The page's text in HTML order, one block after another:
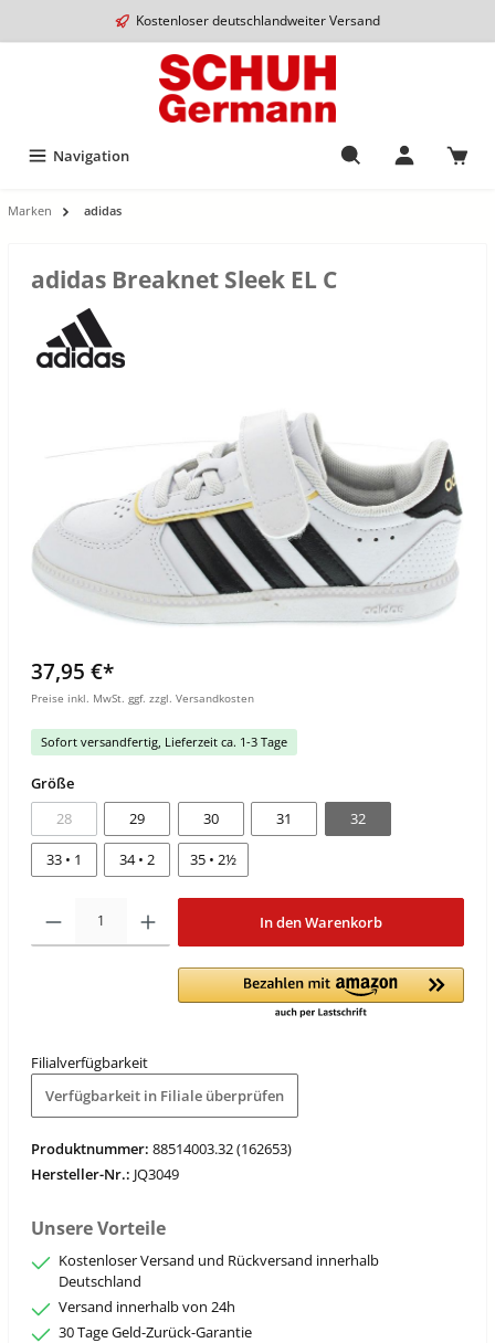
Kostenloser deutschlandweiter Versand
Navigation
Marken adidas
adidas Breaknet Sleek EL C
37,95 €*
Preise inkl. MwSt. ggf. zzgl. Versandkosten
Sofort versandfertig, Lieferzeit ca. 1-3 Tage
Größe
28
29 30 31 32
33 • 1 34 • 2 35 • 2½
In den Warenkorb
Filialverfügbarkeit
Verfügbarkeit in Filiale überprüfen
Produktnummer: 88514003.32 (162653)
Hersteller-Nr.: JQ3049
Unsere Vorteile
Kostenloser Versand und Rückversand innerhalb
Deutschland
Versand innerhalb von 24h
30 Tage Geld-Zurück-Garantie